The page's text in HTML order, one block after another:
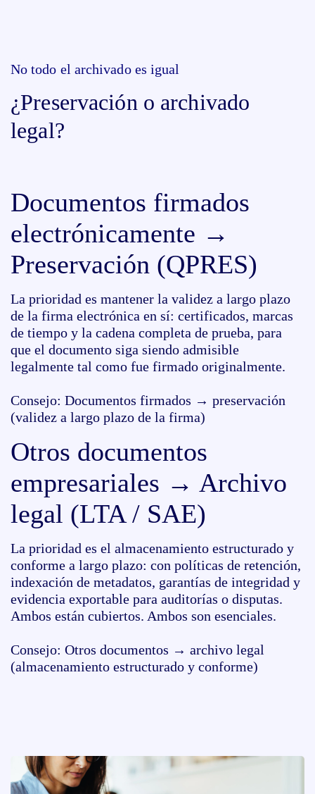
No todo el archivado es igual
¿Preservación o archivado
legal?
Documentos firmados
electrónicamente →
Preservación (QPRES)
La prioridad es mantener la validez a largo plazo
de la firma electrónica en sí: certificados, marcas
de tiempo y la cadena completa de prueba, para
que el documento siga siendo admisible
legalmente tal como fue firmado originalmente.
Consejo: Documentos firmados → preservación
(validez a largo plazo de la firma)
Otros documentos
empresariales → Archivo
legal (LTA / SAE)
La prioridad es el almacenamiento estructurado y
conforme a largo plazo: con políticas de retención,
indexación de metadatos, garantías de integridad y
evidencia exportable para auditorías o disputas.
Ambos están cubiertos. Ambos son esenciales.
Consejo: Otros documentos → archivo legal
(almacenamiento estructurado y conforme)